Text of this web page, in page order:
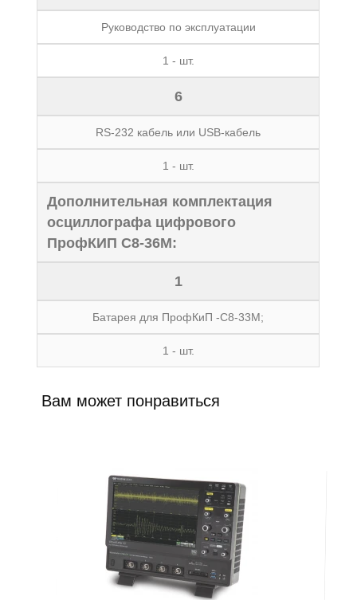
Руководство по эксплуатации
1 - шт.
6
RS-232 кабель или USB-кабель
1 - шт.
Дополнительная комплектация
осциллографа цифрового
ПрофКИП С8-36М:
1
Батарея для ПрофКиП -С8-33М;
1 - шт.
Вам может понравиться